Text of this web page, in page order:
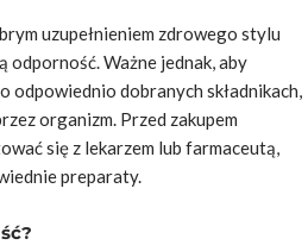
uzupełnieniem zdrowego stylu
odporność. Ważne jednak, aby
o odpowiednio dobranych składnikach,
organizm. Przed zakupem
się z lekarzem lub farmaceutą,
preparaty.